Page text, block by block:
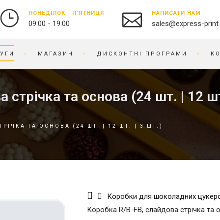
ПОНЕДІЛОК - П'ЯТНИЦЯ
09:00 - 19:00
НАПИСАТИ НАМ
sales@express-
ФОТО-ВІДЕО СТУДІЯ
ДРУК ФОТОГРАФІЙ
ОЦИФРУВАННЯ ВІДЕО ТА
ПЛІВКИ
ПРЕДМЕТНА ФОТОЗЙОМКА
СУВЕНІРНА ПРОДУКЦІЯ
БЕЙДЖІ
БРАСЛЕТИ
БРЕЛОКИ
БЛОКИ ДЛЯ ЗАПИСIВ
ГОДИННИК
ГРАВІРУВАННЯ
МАГАЗИН ДИСКОНТНІ ПРОГРАМИ
стрічка та основа (24 шт. | 12
ТА ОСНОВА (24 ШТ. | 12 ШТ. | 3 ШТ.)
Коробки для шоколадних
Коробка R/B-FB, слайдова стрічка та